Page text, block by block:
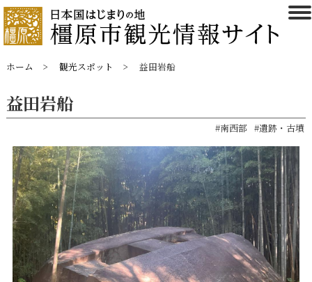
ホーム 観光スポット 益田岩船
益田岩船
#南西部 #遺跡・古墳